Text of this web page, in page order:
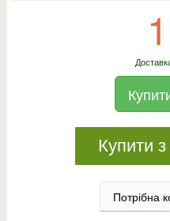
1
Купити
Потрібна